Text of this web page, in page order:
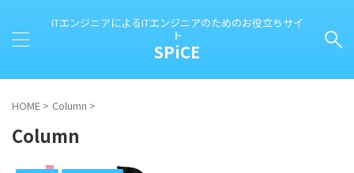
ITエンジニアによるITエンジニアのためのお役立ちサイ
ト
SPiCE
HOME > Column >
Column